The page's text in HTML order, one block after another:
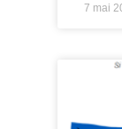
7 mai